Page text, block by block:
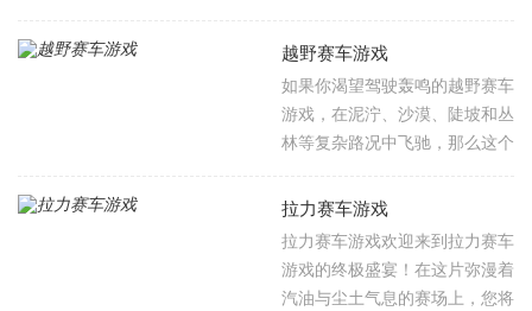
吧！
在其中，这些单机赛车游戏无需
联网就可以畅玩，让您尽情畅享
速度与激情碰撞的快感。无论是
渴望在现实风格赛道上精准操
对速度的追求。就让我们一同踏
入单机赛车游戏的精彩世界。感
兴趣的朋友可千万不要错过了，
赶紧来火鸟手游网体验吧！
越野赛车游戏
如果你渴望驾驶轰鸣的越野赛车
游戏，在泥泞、沙漠、陡坡和丛
林等复杂路况中飞驰，那么这个
专题合集正是为你准备的！我们
精心收录了多款高人气越野赛车
游戏，涵盖模拟驾驶、竞技竞
速、沙盒探索等多种类型。无论
拉力赛车游戏
拉力赛车游戏欢迎来到拉力赛车
游戏的终极盛宴！在这片弥漫着
汽油与尘土气息的赛场上，您将